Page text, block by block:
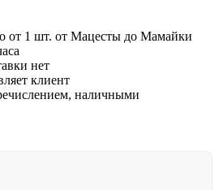
от 1 шт. от Мацесты до Мамайки
нет
клиент
наличными